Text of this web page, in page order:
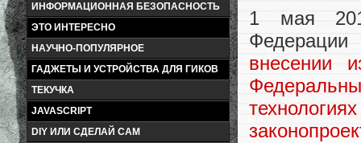
ИНФОРМАЦИОННАЯ БЕЗОПАСНОСТЬ
ЭТО ИНТЕРЕСНО
НАУЧНО-ПОПУЛЯРНОЕ
ГАДЖЕТЫ И УСТРОЙСТВА ДЛЯ ГИКОВ
ТЕКУЧКА
JAVASCRIPT
DIY ИЛИ СДЕЛАЙ САМ
1 мая
внесении